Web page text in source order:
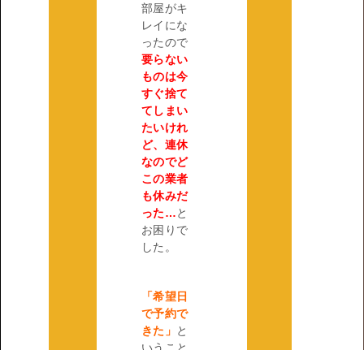
部屋がキ
レイにな
ったので
要らない
ものは今
すぐ捨て
てしまい
たいけれ
ど、連休
なのでど
この業者
も休みだ
った…と
お困りで
した。
「希望日
で予約で
きた」 と
いうこと